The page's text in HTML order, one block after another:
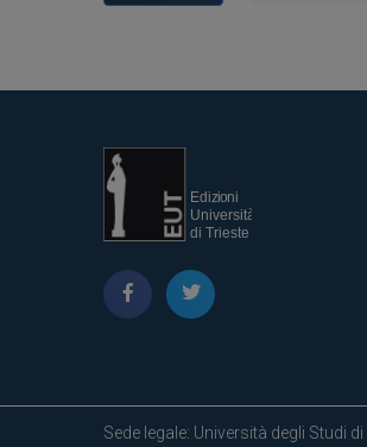
Sede legale: Università degli Studi